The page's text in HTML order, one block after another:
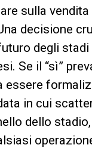
sulla
decisione
degli stadi
Se il “sì”
essere
in cui
dello